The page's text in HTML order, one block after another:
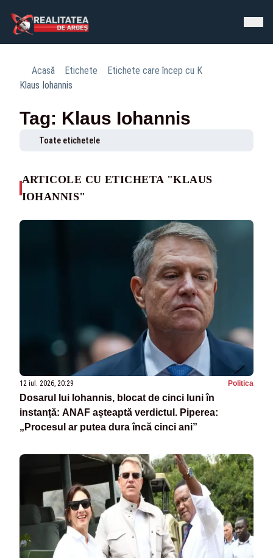
Acasă Etichete
Etichete care încep cu K
Klaus Iohannis
Tag: Klaus Iohannis
Toate etichetele
ARTICOLE CU ETICHETA "KLAUS
IOHANNIS"
12 iul. 2026, 20:29 Politica
Dosarul lui Iohannis, blocat de cinci luni în
instanță: ANAF așteaptă verdictul. Piperea:
„Procesul ar putea dura încă cinci ani”